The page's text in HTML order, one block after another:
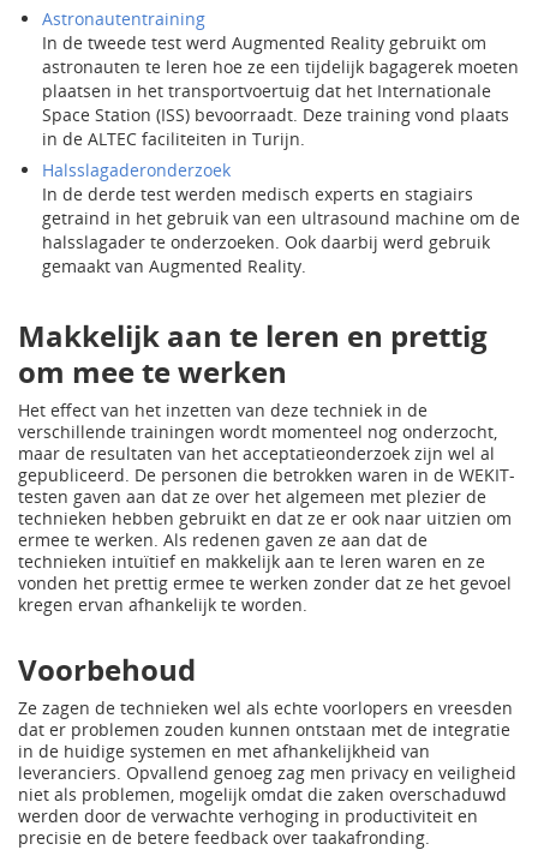
Astronautentraining
In de tweede test werd Augmented Reality gebruikt om
astronauten te leren hoe ze een tijdelijk bagagerek moeten
plaatsen in het transportvoertuig dat het Internationale
Space Station (ISS) bevoorraadt. Deze training vond plaats
in de ALTEC faciliteiten in Turijn.
Halsslagaderonderzoek
In de derde test werden medisch experts en stagiairs
getraind in het gebruik van een ultrasound machine om de
halsslagader te onderzoeken. Ook daarbij werd gebruik
gemaakt van Augmented Reality.
Makkelijk aan te leren en prettig
om mee te werken
Het effect van het inzetten van deze techniek in de
verschillende trainingen wordt momenteel nog onderzocht,
maar de resultaten van het acceptatieonderzoek zijn wel al
gepubliceerd. De personen die betrokken waren in de WEKIT-
testen gaven aan dat ze over het algemeen met plezier de
technieken hebben gebruikt en dat ze er ook naar uitzien om
ermee te werken. Als redenen gaven ze aan dat de
technieken intuïtief en makkelijk aan te leren waren en ze
vonden het prettig ermee te werken zonder dat ze het gevoel
kregen ervan afhankelijk te worden.
Voorbehoud
Ze zagen de technieken wel als echte voorlopers en vreesden
dat er problemen zouden kunnen ontstaan met de integratie
in de huidige systemen en met afhankelijkheid van
leveranciers. Opvallend genoeg zag men privacy en veiligheid
niet als problemen, mogelijk omdat die zaken overschaduwd
werden door de verwachte verhoging in productiviteit en
precisie en de betere feedback over taakafronding.